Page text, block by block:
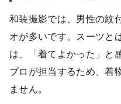
和装撮影では、男性の紋
オが多いです。スーツと
は、「着てよかった」と
プロが担当するため、着
ません。